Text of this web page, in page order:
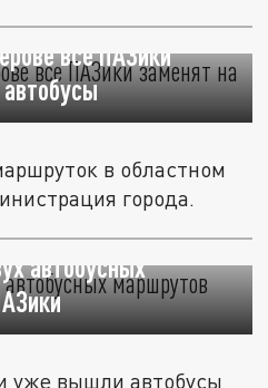
все ПАЗики
в областном
города.
автобусных
уже вышли автобусы